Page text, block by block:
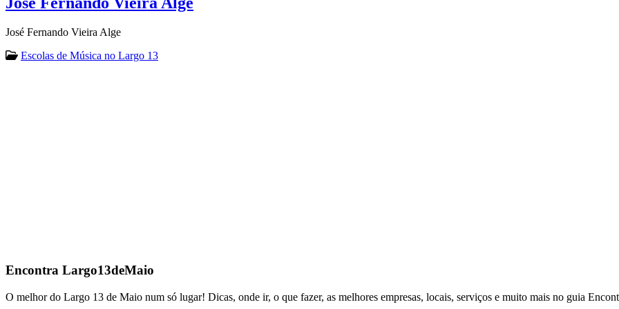
José Fernando Vieira Alge
Escolas de Música no Largo 13
Encontra Largo13deMaio
O melhor do Largo 13 de Maio num só lugar! Dicas, onde ir, o que fazer, as melhores empresas, locais, serviços e muito mais no guia